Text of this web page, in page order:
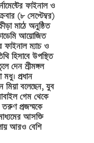
ফাইনাল ও
(৮ সেপ্টেম্বর)
মাঠে অনুষ্ঠিত
আয়োজিত
ফাইনাল ম্যাচ‍‍ ও
হিসাবে উপস্থিত
দেন শ্রীমঙ্গল
প্রধান
মিয়া বলেছেন, যুব
গেম থেকে
তরুণ প্রজন্মকে
আসক্তি
আরও বেশি